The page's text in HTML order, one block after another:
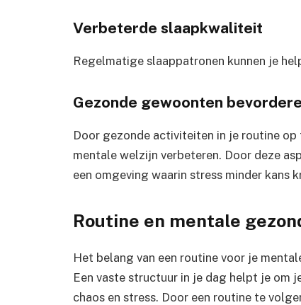
Verbeterde slaapkwaliteit
Regelmatige slaappatronen kunnen je
Gezonde gewoonten
Door gezonde activiteiten in je routine
mentale welzijn verbeteren. Door deze
een omgeving waarin stress minder kans
Routine en mentale
Het belang van een routine voor je
Een vaste structuur in je dag helpt je om
chaos en stress. Door een routine te